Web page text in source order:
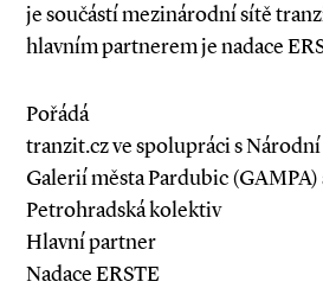
je součástí mezinárodní sítě
hlavním partnerem je nadace
Pořádá
tranzit.cz ve spolupráci s
Galerií města Pardubic (GAMPA)
Petrohradská kolektiv
Hlavní partner
Nadace ERSTE